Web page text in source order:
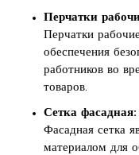
Перчатки
Перчатки
обеспечения
работников во
товаров.
Сетка фасадная:
Фасадная сетка
материалом для